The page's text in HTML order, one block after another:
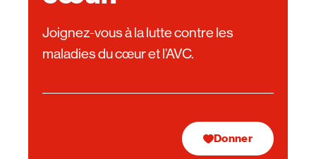
Joignez-vous à la lutte contre les
maladies du cœur et l’AVC.
Donner